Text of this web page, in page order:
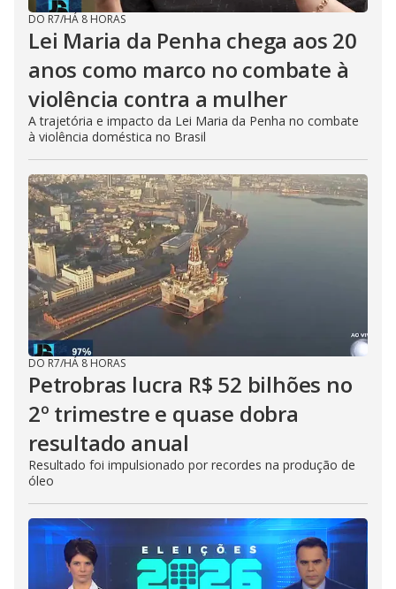
DO R7/HÁ 8 HORAS
Lei Maria da Penha chega aos 20
anos como marco no combate à
violência contra a mulher
A trajetória e impacto da Lei Maria da Penha no combate
à violência doméstica no Brasil
DO R7/HÁ 8 HORAS
Petrobras lucra R$ 52 bilhões no
2º trimestre e quase dobra
resultado anual
Resultado foi impulsionado por recordes na produção de
óleo